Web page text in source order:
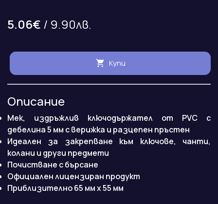
5.06€ / 9.90лв.
Купи
Описание
Мек, издръжлив ключодържател от PVC с
дебелина 5 мм с верижка и разцепен пръстен
Идеален за закрепване към ключове, чанти,
колани и други предмети
Почистване с бърсане
Официален лицензиран продукт
Приблизително 65 мм х 55 мм